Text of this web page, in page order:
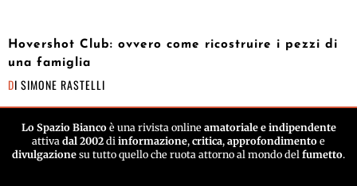
Hovershot Club: ovvero come ricostruire i pezzi di
una famiglia
DI SIMONE RASTELLI
Lo Spazio Biancoè una rivista online amatoriale e indipendente
attiva dal 2002 di informazione, critica, approfondimento e
divulgazione su tutto quello che ruota attorno al mondo del fumetto.